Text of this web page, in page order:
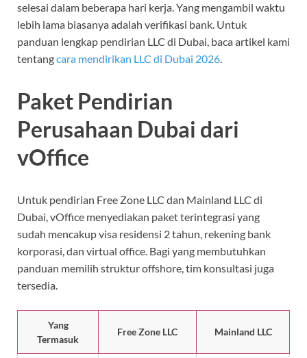
selesai dalam beberapa hari kerja. Yang mengambil waktu
lebih lama biasanya adalah verifikasi bank. Untuk
panduan lengkap pendirian LLC di Dubai, baca artikel kami
tentangcara mendirikan LLC di Dubai 2026.
Paket Pendirian
Perusahaan Dubai dari
vOffice
Untuk pendirian Free Zone LLC dan Mainland LLC di
Dubai, vOffice menyediakan paket terintegrasi yang
sudah mencakup visa residensi 2 tahun, rekening bank
korporasi, dan virtual office. Bagi yang membutuhkan
panduan memilih struktur offshore, tim konsultasi juga
tersedia.
Yang
Termasuk
Free Zone LLC Mainland LLC